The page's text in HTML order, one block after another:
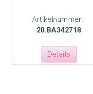
Artikelnummer:
20.BA342718
Details